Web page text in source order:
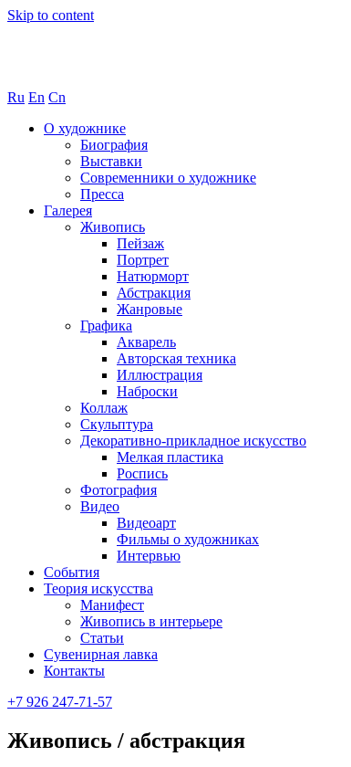
Skip to content
Ru En Cn
О художнике
Биография
Выставки
Современники о художнике
Пресса
Галерея
Живопись
Пейзаж
Портрет
Натюрморт
Абстракция
Жанровые
Графика
Акварель
Авторская техника
Иллюстрация
Наброски
Коллаж
Скульптура
Декоративно-прикладное искусство
Мелкая пластика
Роспись
Фотография
Видео
Видеоарт
Фильмы о художниках
Интервью
События
Теория искусства
Манифест
Живопись в интерьере
Статьи
Сувенирная лавка
Контакты
+7 926 247-71-57
Живопись / абстракция